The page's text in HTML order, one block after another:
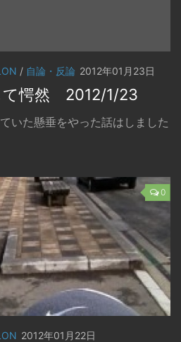
/ 自論・反論 2012年01月23日
て愕然 2012/1/23
いた懸垂をやった話はしました
0
2012年01月22日